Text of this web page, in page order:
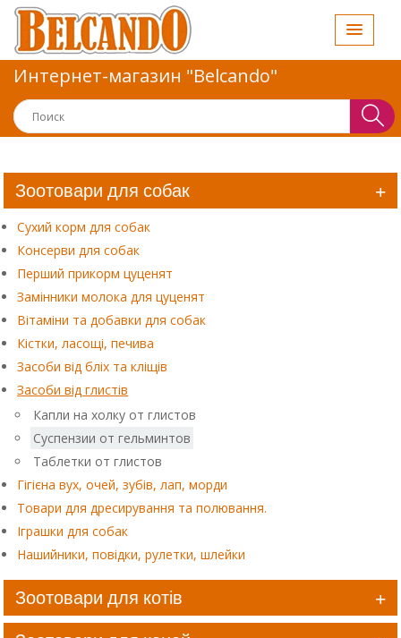
Интернет-магазин "Belcando"
Зоотовари для собак
Сухий корм для собак
Консерви для собак
Перший прикорм цуценят
Замінники молока для цуценят
Вітаміни та добавки для собак
Кістки, ласощі, печива
Засоби від бліх та кліщів
Засоби від глистів
Капли на холку от глистов
Суспензии от гельминтов
Таблетки от глистов
Гігієна вух, очей, зубів, лап, морди
Товари для дресирування та полювання.
Іграшки для собак
Нашийники, повідки, рулетки, шлейки
Зоотовари для котів